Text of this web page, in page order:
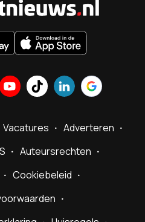
Vacatures
Adverteren
Auteursrechten
Cookiebeleid